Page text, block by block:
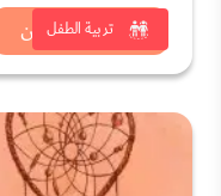
تربية الطفل
شاهد الان